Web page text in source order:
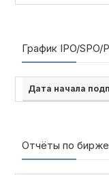
График IPO/SPO/
Дата начала
Отчёты по бирже